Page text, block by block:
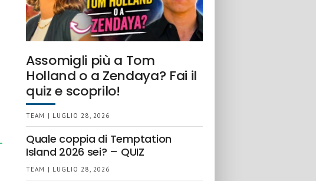
Assomigli più a Tom
Holland o a Zendaya? Fai il
quiz e scoprilo!
TEAM | LUGLIO 28, 2026
Quale coppia di Temptation
Island 2026 sei? – QUIZ
TEAM | LUGLIO 28, 2026